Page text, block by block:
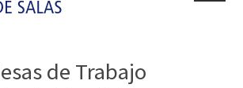
de Trabajo